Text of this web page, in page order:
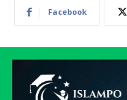
Facebook